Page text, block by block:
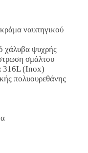
ναυπηγικού
χάλυβα ψυχρής
σμάλτου
316L (Ιnox)
πολυουρεθάνης